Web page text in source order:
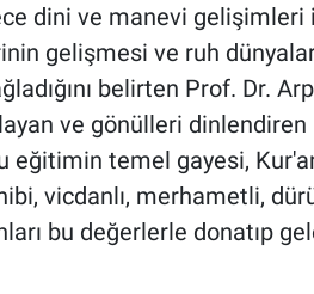
dini ve manevi gelişimleri
gelişmesi ve ruh
belirten Prof. Dr.
ve gönülleri
eğitimin temel gayesi,
vicdanlı, merhametli,
bu değerlerle donatıp